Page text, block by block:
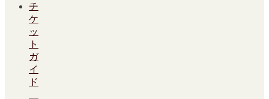
チ
ケ
ッ
ト
ガ
イ
ド